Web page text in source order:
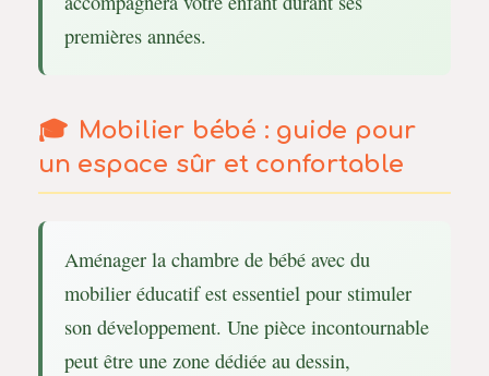
premières années.
Mobilier bébé : guide pour
un espace sûr et confortable
Aménager la chambre de bébé avec du
mobilier éducatif est essentiel pour stimuler
son développement. Une pièce incontournable
peut être une zone dédiée au dessin,